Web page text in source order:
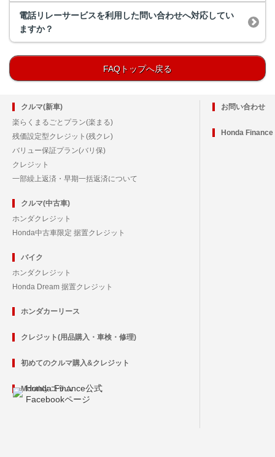
電話リレーサービスを利用した問い合わせへ対応してい
ますか？
FAQトップへ戻る
クルマ(新車)
楽らくまるごとプラン(楽まる)
残価設定型クレジット(残クレ)
バリュー保証プラン(バリ保)
クレジット
一部繰上返済・早期一括返済について
クルマ(中古車)
ホンダクレジット
Honda中古車限定 据置クレジット
バイク
ホンダクレジット
Honda Dream 据置クレジット
ホンダカーリース
クレジット(用品購入・車検・修理)
初めてのクルマ購入&クレジット
Monthly コラム
お問い合わせ
Honda Finance
Honda Finance公式
Facebookページ